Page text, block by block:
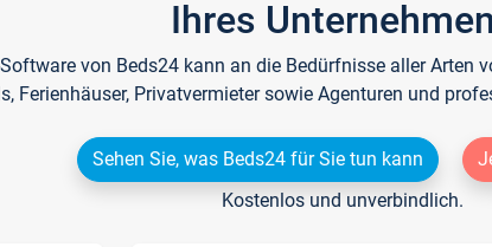
Ihres
von Beds24 kann an die Bedürfnisse aller Arten
Ferienhäuser, Privatvermieter sowie Agenturen und
Sehen Sie, was Beds24 für Sie tun kann
Kostenlos und unverbindlich.